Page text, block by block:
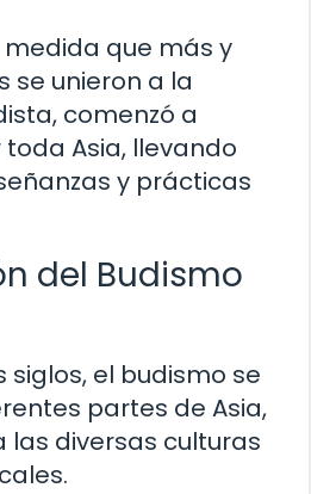
que más y
se unieron a la
comenzó a
Asia, llevando
y prácticas
del Budismo
siglos, el budismo se
partes de Asia,
diversas culturas